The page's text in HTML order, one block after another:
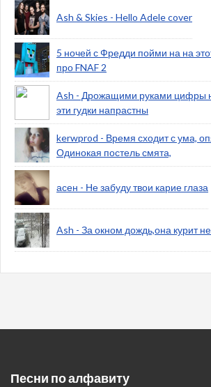
Ash & Skies - Hello Adele cover
5 ночей с Фредди пойми на на
про FNAF 2
Ash - Дрожащими руками цифры
эти гудки напрастны
kerwprod - Время сходит с ума,
Одинокая постель смята,
асен - Не забуду твои карие глаза
Ash - За окном дождь,она курит
Песни по алфавиту